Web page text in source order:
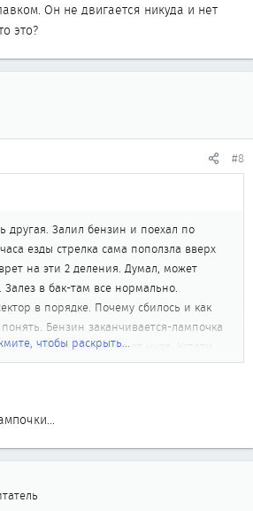
Он не двигается никуда и нет
это?
#8
другая. Залил бензин и поехал по
езды стрелка сама поползла вверх
на эти 2 деления. Думал, может
в бак-там все нормально.
в порядке. Почему сбилось и как
Бензин заканчивается-лампочка
в баке 2 деления от нуля. Кстати,
какой то черный цилиндрик на
чтобы раскрыть...